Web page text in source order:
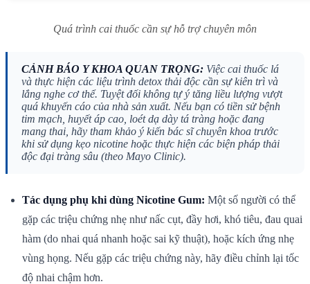
Quá trình cai thuốc cần sự hỗ trợ chuyên môn
CẢNH BÁO Y KHOA QUAN TRỌNG: Việc cai thuốc lá
và thực hiện các liệu trình detox thải độc cần sự kiên trì và
lắng nghe cơ thể. Tuyệt đối không tự ý tăng liều lượng vượt
quá khuyến cáo của nhà sản xuất. Nếu bạn có tiền sử bệnh
tim mạch, huyết áp cao, loét dạ dày tá tràng hoặc đang
mang thai, hãy tham khảo ý kiến bác sĩ chuyên khoa trước
khi sử dụng kẹo nicotine hoặc thực hiện các biện pháp thải
độc đại tràng sâu (theo Mayo Clinic).
Tác dụng phụ khi dùng Nicotine Gum: Một số người có thể
gặp các triệu chứng nhẹ như nấc cụt, đầy hơi, khó tiêu, đau quai
hàm (do nhai quá nhanh hoặc sai kỹ thuật), hoặc kích ứng nhẹ
vùng họng. Nếu gặp các triệu chứng này, hãy điều chỉnh lại tốc
độ nhai chậm hơn.